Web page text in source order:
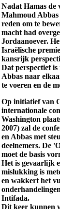
Nadat Hamas de
Mahmoud
reden om te
macht had
Jordaanoever.
Israëlische
kansrijk
Dat perspectief
Abbas naar
te voeren en de
Op initiatief van
internationale
Washington
2007) zal de
en Abbas met
deelnemers. De
moet de basis
Het is gevaarlijk
mislukking is
en wakkert het
Intifada.
Dit keer kunnen